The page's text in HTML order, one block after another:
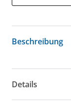
Beschreibung
Details